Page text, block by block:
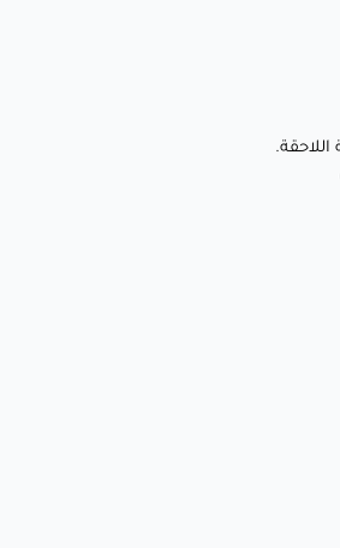
طباعة نظيفة وحادة بجودة ثابتة